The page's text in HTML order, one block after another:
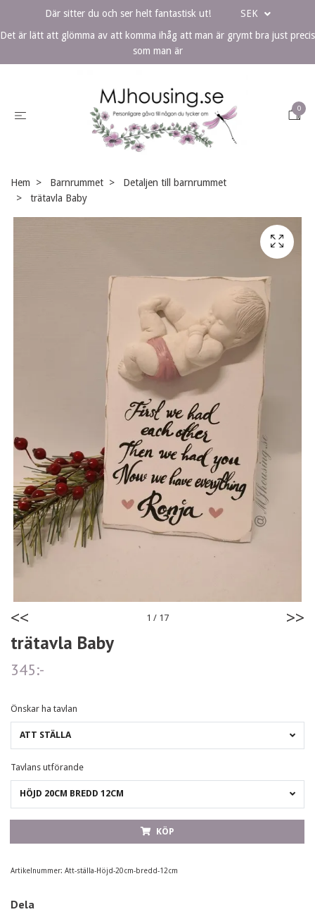
Där sitter du och ser helt fantastisk ut!
SEK
Det är lätt att glömma av att komma ihåg att man är grymt bra just precis
som man är
0
Hem Barnrummet
Detaljen till barnrummet
trätavla Baby
<< 1 / 17 >>
trätavla Baby
345:-
Önskar ha tavlan
ATT STÄLLA
Tavlans utförande
HÖJD 20CM BREDD 12CM
KÖP
Artikelnummer: Att-ställa-Höjd-20cm-bredd-12cm
Dela